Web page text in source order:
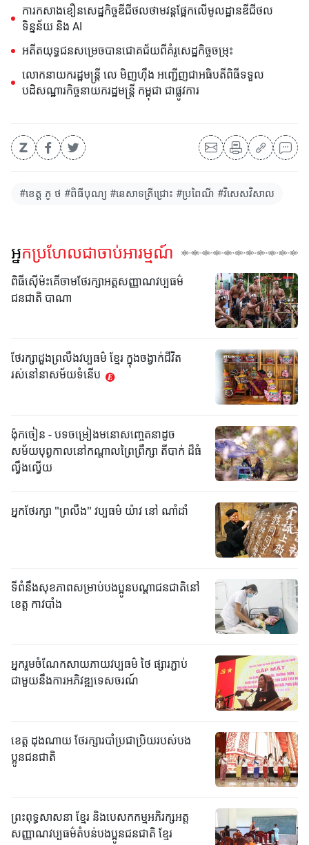
ការកសាងខឿនសេដ្ឋកិច្ចឌីជីថលថាមវន្តផ្អែកលើមូលដ្ឋានឌីជីថល
ទិន្នន័យ និង AI
អតីតយុទ្ធជនសម្រេចបានជោគជ័យពីគំរូសេដ្ឋកិច្ចចម្រុះ
លោកនាយករដ្ឋមន្ត្រី លេ មិញហ៊ឹង អញ្ជើញជាអធិបតីពិធីទទួល
បដិសណ្ឋារកិច្ចនាយករដ្ឋមន្ត្រី កម្ពុជា ជាផ្លូវការ
#ខេត្ត ភូ ថ #ពិធីបុណ្យ #នេសាទត្រីជ្រោះ #ប្រពៃណី #វិសេសវិសាល
អ្នកប្រហែលជាចាប់អារម្មណ៍
ពិធីស៊ើម៉ះគើចាមថែរក្សាអត្តសញ្ញាណវប្បធម៌
ជនជាតិ បាណា
ថែរក្សាដួងព្រលឹងវប្បធម៌ ខ្មែរ ក្នុងចង្វាក់ជីវិត
រស់នៅនាសម័យទំនើប
ង៉ុកចៀន - បទចម្រៀងមនោសញ្ចេតនាដូច
សម័យបុព្វកាលនៅកណ្តាលព្រៃព្រឹក្សា តីបាក់ ដ៏ធំ
ល្វឹងល្វើយ
អ្នកថែរក្សា "ព្រលឹង" វប្បធម៌ យ៉ាវ នៅ ណាំដាំ
ទីពំនឹងសុខភាពសម្រាប់បងប្អូនបណ្តាជនជាតិនៅ
ខេត្ត កាវបាំង
អ្នករួមចំណែកសាយភាយវប្បធម៌ ថៃ ផ្សារភ្ជាប់
ជាមួយនឹងការអភិវឌ្ឍទេសចរណ៍
ខេត្ត ដុងណាយ ថែរក្សារបាំប្រជាប្រិយរបស់បង
ប្អូនជនជាតិ
ព្រះពុទ្ធសាសនា ខ្មែរ និងបេសកកម្មអភិរក្សអត្ត
សញ្ញាណវប្បធម៌តំបន់បងប្អូនជនជាតិ ខ្មែរ